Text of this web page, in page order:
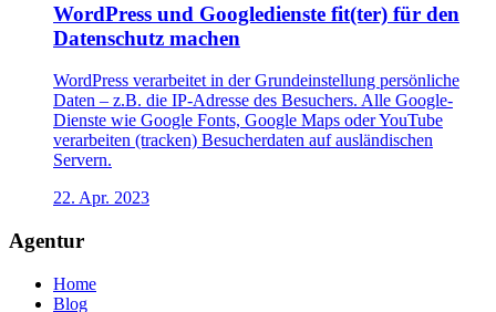
WordPress und Googledienste fit(ter) für den
Datenschutz machen
WordPress verarbeitet in der Grundeinstellung persönliche
Daten – z.B. die IP-Adresse des Besuchers. Alle Google-
Dienste wie Google Fonts, Google Maps oder YouTube
verarbeiten (tracken) Besucherdaten auf ausländischen
Servern.
22. Apr. 2023
Agentur
Home
Blog